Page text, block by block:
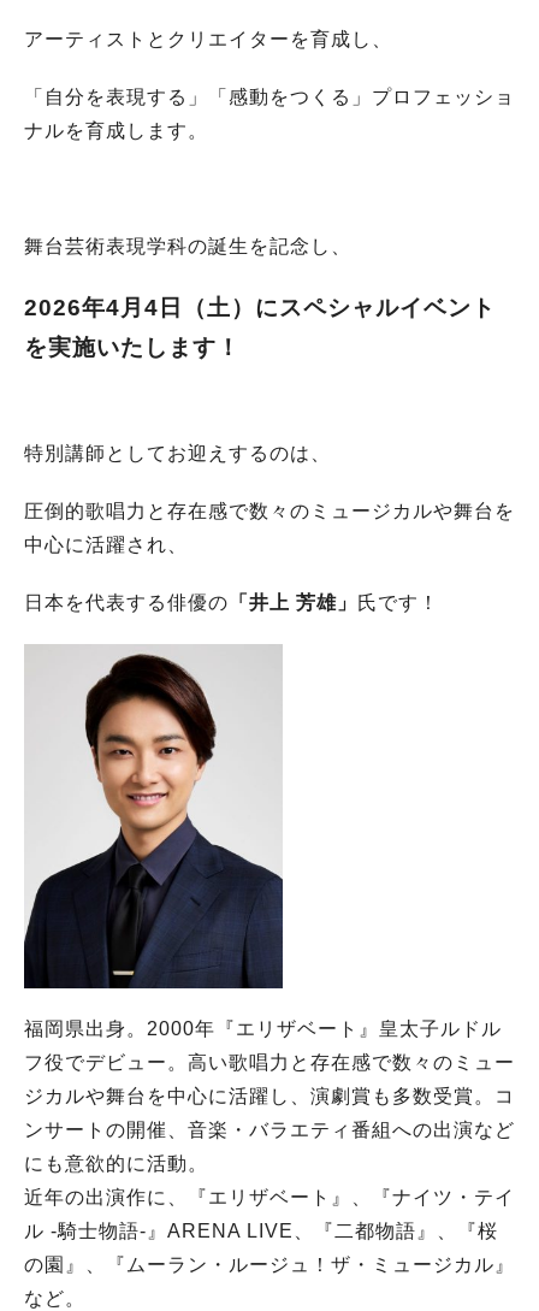
アーティストとクリエイターを育成し、
「自分を表現する」「感動をつくる」プロフェッショ
ナルを育成します。
舞台芸術表現学科の誕生を記念し、
2026年4月4日（土）にスペシャルイベント
を実施いたします！
特別講師としてお迎えするのは、
圧倒的歌唱力と存在感で数々のミュージカルや舞台を
中心に活躍され、
日本を代表する俳優の 「井上 芳雄」 氏です！
福岡県出身。2000年『エリザベート』皇太子ルドル
フ役でデビュー。高い歌唱力と存在感で数々のミュー
ジカルや舞台を中心に活躍し、演劇賞も多数受賞。コ
ンサートの開催、音楽・バラエティ番組への出演など
にも意欲的に活動。
近年の出演作に、『エリザベート』、『ナイツ・テイ
ル -騎士物語-』ARENA LIVE、『二都物語』、『桜
の園』、『ムーラン・ルージュ！ザ・ミュージカル』
など。